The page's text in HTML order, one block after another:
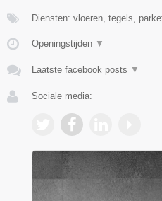
Diensten: vloeren, tegels,
Openingstijden ▼
Laatste facebook posts ▼
Sociale media: